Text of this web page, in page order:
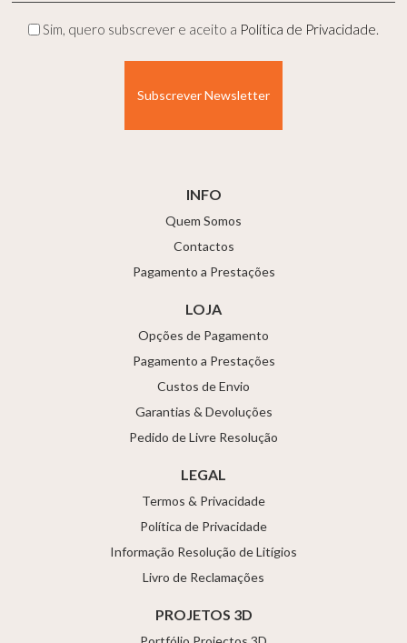
Privacidade
Sim, quero subscrever e aceito a Política de Privacidade.
INFO
Quem Somos
Contactos
Pagamento a Prestações
LOJA
Opções de Pagamento
Pagamento a Prestações
Custos de Envio
Garantias & Devoluções
Pedido de Livre Resolução
LEGAL
Termos & Privacidade
Política de Privacidade
Informação Resolução de Litígios
Livro de Reclamações
PROJETOS 3D